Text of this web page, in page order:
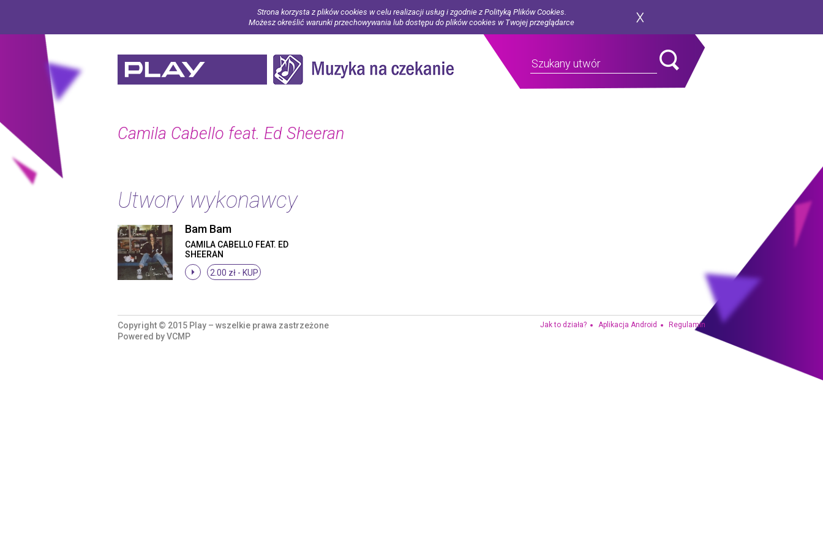
Strona korzysta z plików cookies w celu realizacji usług i zgodnie z Polityką Plików Cookies.
Możesz określić warunki przechowywania lub dostępu do plików cookies w Twojej przeglądarce
Camila Cabello feat. Ed Sheeran
Utwory wykonawcy
Bam Bam
CAMILA CABELLO FEAT. ED
SHEERAN
2.00 zł - KUP
Copyright © 2015 Play – wszelkie prawa zastrzeżone
Powered byVCMP
Jak to działa? Aplikacja Android Regulamin